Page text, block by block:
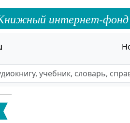
интернет-фонд